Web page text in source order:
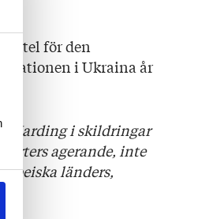
för den
i Ukraina år
Harding i skildringar
agerande, inte
länders,